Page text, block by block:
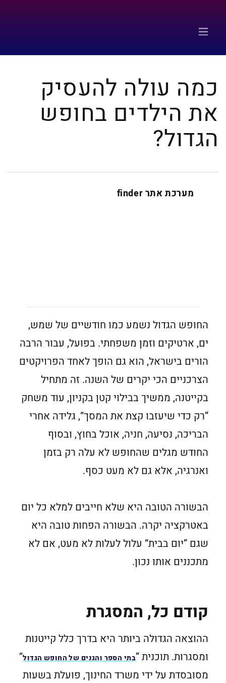
כמה עולה להעסיק
את הילדים בחופש
הגדול?
מערכת אתר finder
החופש הגדול נשמע כמו חודשיים של שמש,
ים, ארטיקים וזמן משפחתי. בפועל, עבור הרבה
הורים בישראל, הוא גם הופך לאחד הפרויקטים
הצרכניים הכי יקרים של השנה. זה מתחיל
בקייטנה, ממשיך בבילוי קטן בקניון, עוד משחק
“רק כדי שיעזבו קצת את המסך”, גלידה אחרי
הבריכה, נסיעה, חניה, אוכל בחוץ, ובסוף
החודש מגלים שהחופש לא עלה רק בזמן
ואנרגיה, אלא גם לא מעט כסף.
הבשורה הטובה היא שלא חייבים למלא כל יום
באטרקציה יקרה. הבשורה הפחות טובה היא
שגם “יום בבית” עלול לעלות לא מעט, אם לא
מתכננים אותו נכון.
קודם כל, המסגרת
ההוצאה הגדולה ביותר היא בדרך כלל קייטנות
ומסגרות. תוכנית “בתי הספר והגנים של החופש הגדול”
מסובסדת על ידי משרד החינוך, פועלת בשעות